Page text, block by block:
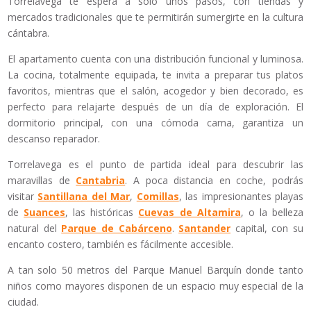
mercados tradicionales que te permitirán sumergirte en la cultura
cántabra.
El apartamento cuenta con una distribución funcional y luminosa.
La cocina, totalmente equipada, te invita a preparar tus platos
favoritos, mientras que el salón, acogedor y bien decorado, es
perfecto para relajarte después de un día de exploración. El
dormitorio principal, con una cómoda cama, garantiza un
descanso reparador.
Torrelavega es el punto de partida ideal para descubrir las
maravillas de Cantabria. A poca distancia en coche, podrás
visitar Santillana del Mar, Comillas, las impresionantes playas
de Suances, las históricas Cuevas de Altamira, o la belleza
natural del Parque de Cabárceno. Santander capital, con su
encanto costero, también es fácilmente accesible.
A tan solo 50 metros del Parque Manuel Barquín donde tanto
niños como mayores disponen de un espacio muy especial de la
ciudad.